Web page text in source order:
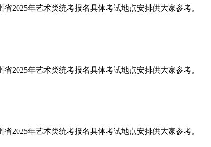
2025年艺术类统考报名具体考试地点安排供大家参考。
2025年艺术类统考报名具体考试地点安排供大家参考。
2025年艺术类统考报名具体考试地点安排供大家参考。